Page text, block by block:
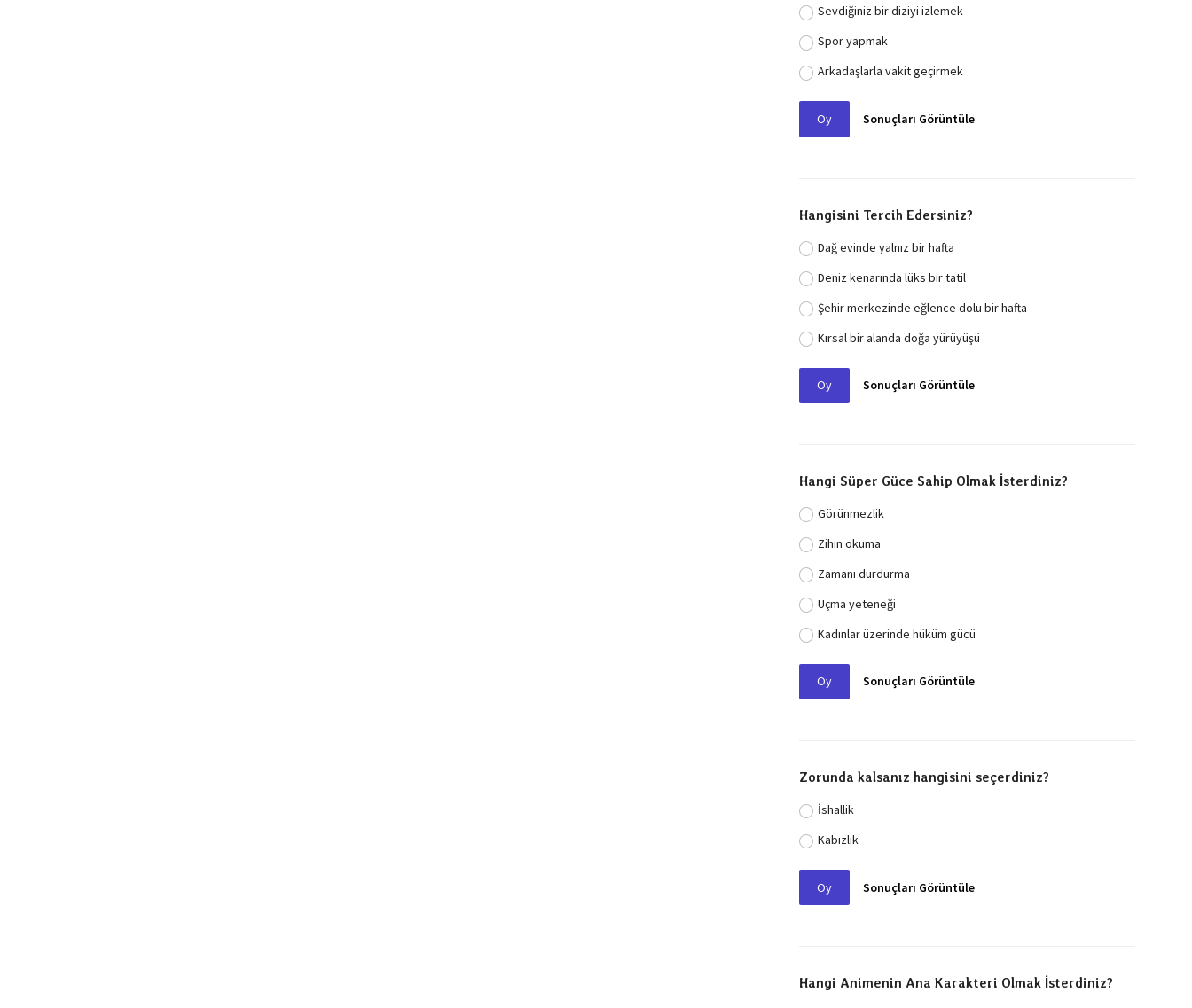
Sevdiğiniz bir diziyi izlemek
Spor yapmak
Arkadaşlarla vakit geçirmek
Oy Sonuçları Görüntüle
Hangisini Tercih Edersiniz?
Dağ evinde yalnız bir hafta
Deniz kenarında lüks bir tatil
Şehir merkezinde eğlence dolu bir hafta
Kırsal bir alanda doğa yürüyüşü
Oy Sonuçları Görüntüle
Hangi Süper Güce Sahip Olmak İsterdiniz?
Görünmezlik
Zihin okuma
Zamanı durdurma
Uçma yeteneği
Kadınlar üzerinde hüküm gücü
Oy Sonuçları Görüntüle
Zorunda kalsanız hangisini seçerdiniz?
İshallik
Kabızlık
Oy Sonuçları Görüntüle
Hangi Animenin Ana Karakteri Olmak İsterdiniz?